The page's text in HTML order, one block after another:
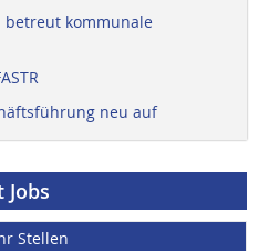
betreut kommunale
neu auf
Stellen